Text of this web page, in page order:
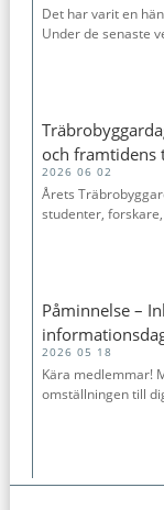
Det har varit en
Under de senaste
och framtidens
2026 06 02
Årets
studenter,
Påminnelse –
2026 05 18
Kära medlemmar!
omställningen till